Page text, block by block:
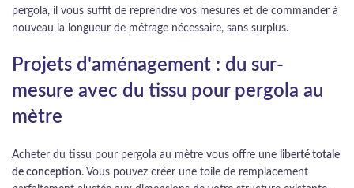
pergola, il vous suffit de reprendre vos mesures et de commander à
nouveau la longueur de métrage nécessaire, sans surplus.
Projets d'aménagement : du sur-
mesure avec du tissu pour pergola au
mètre
Acheter du tissu pour pergola au mètre vous offre une liberté totale
de conception. Vous pouvez créer une toile de remplacement